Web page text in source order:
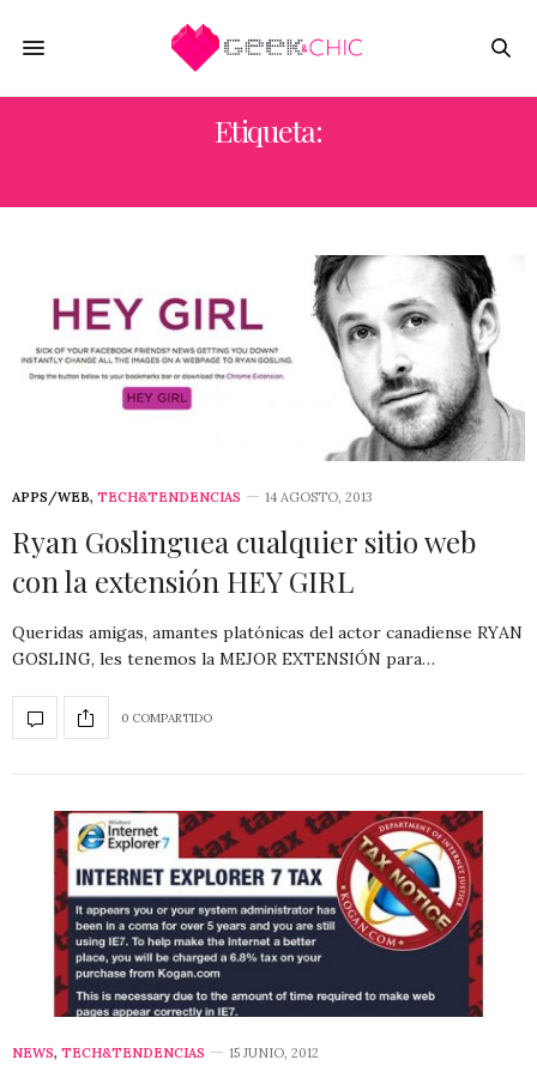
Etiqueta:
APPS/WEB, TECH&TENDENCIAS 14 AGOSTO, 2013
Ryan Goslinguea cualquier sitio web
con la extensión HEY GIRL
Queridas amigas, amantes platónicas del actor canadiense RYAN
GOSLING, les tenemos la MEJOR EXTENSIÓN para…
0 COMPARTIDO
NEWS, TECH&TENDENCIAS 15 JUNIO, 2012